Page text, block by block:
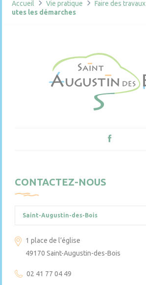
Accueil Vie pratique Faire des travaux
utes les démarches
CONTACTEZ-NOUS
Saint-Augustin-des-Bois
1 place de l’église
49170 Saint-Augustin-des-Bois
02 41 77 04 49